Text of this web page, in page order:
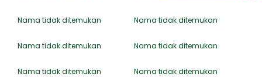
Nama tidak ditemukan Nama tidak ditemukan
Nama tidak ditemukan Nama tidak ditemukan
Nama tidak ditemukan Nama tidak ditemukan